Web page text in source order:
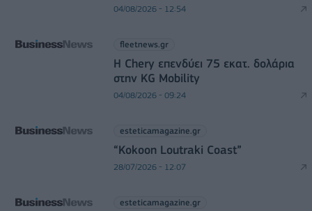
04/08/2026 - 12:54
fleetnews.gr
Η Chery επενδύει 75 εκατ. δολάρια
στην KG Mobility
04/08/2026 - 09:24
esteticamagazine.gr
“Kokoon Loutraki Coast”
28/07/2026 - 12:07
esteticamagazine.gr